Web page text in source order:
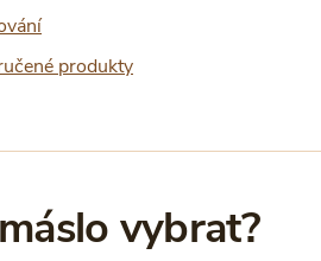
produkty
vybrat?